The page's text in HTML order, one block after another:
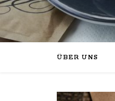
ÜBER UNS